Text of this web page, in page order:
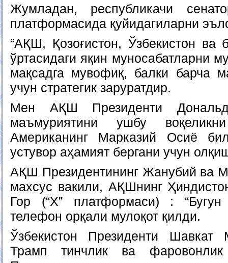
Жумладан, республикачи
платформасида қуйидагиларни
“АҚШ, Қозоғистон, Ўзбекистон ва
ўртасидаги яқин муносабатларни
мақсадга мувофиқ, балки барча
учун стратегик заруратдир.
Мен АҚШ Президенти
маъмуриятини ушбу
Американинг Марказий Осиё
устувор аҳамият бергани учун
АҚШ Президентининг Жанубий ва
махсус вакили, АҚШнинг
Гор (“X” платформаси) :
телефон орқали мулоқот қилди.
Ўзбекистон Президенти
Трамп тинчлик ва